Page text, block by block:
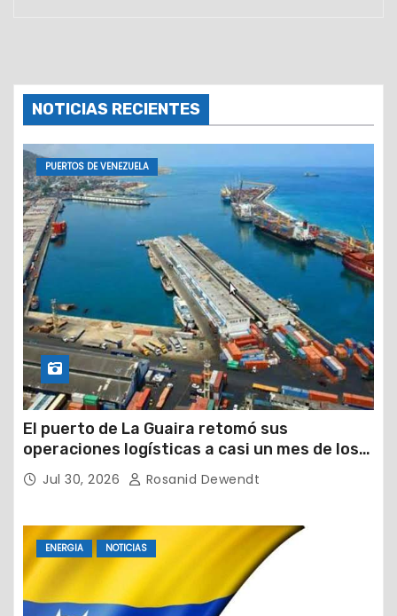
NOTICIAS RECIENTES
PUERTOS DE VENEZUELA
El puerto de La Guaira retomó sus
operaciones logísticas a casi un mes de los
devastadores terremotos
Jul 30, 2026 Rosanid Dewendt
ENERGIA NOTICIAS